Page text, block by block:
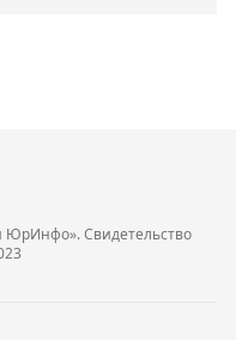
Cвидетельство